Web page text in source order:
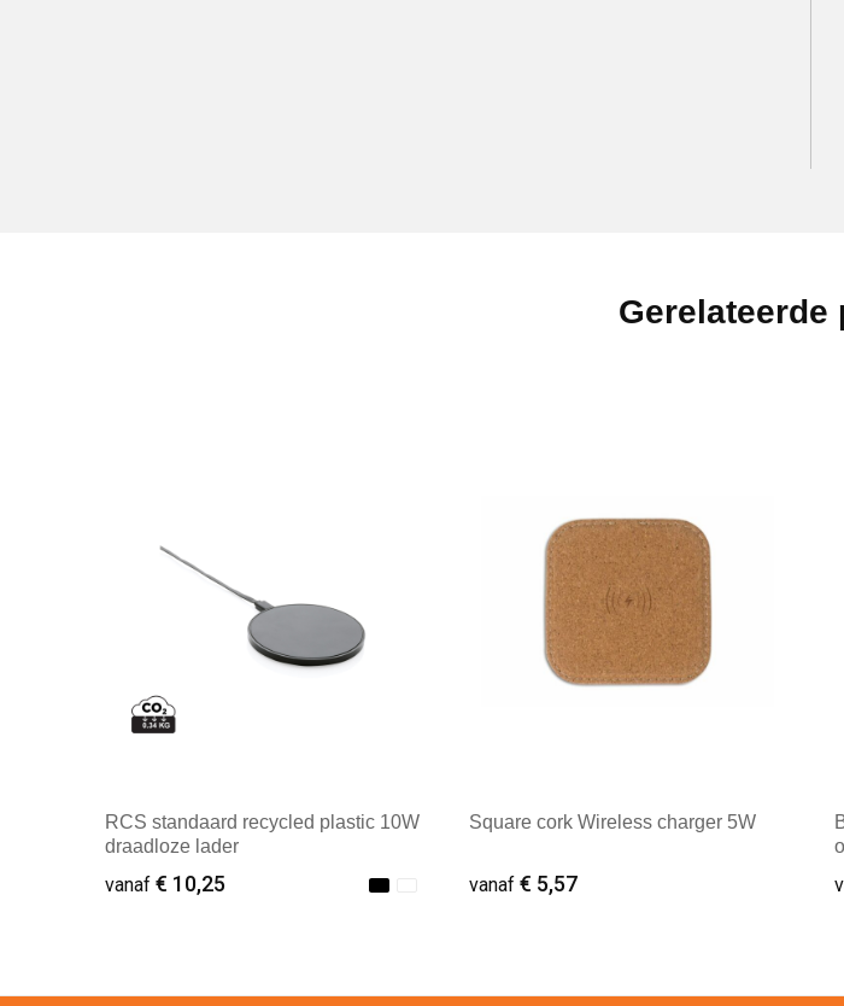
Gerelateerde
RCS standaard recycled plastic 10W
draadloze lader
vanaf € 10,25
Square cork Wireless charger 5W
vanaf€ 5,57